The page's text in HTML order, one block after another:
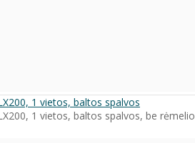
1 vietos, baltos spalvos
1 vietos, baltos spalvos, be